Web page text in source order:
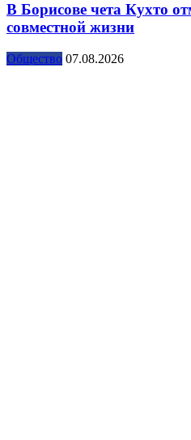
В Борисове чета Кухто
совместной жизни
Общество 07.08.2026